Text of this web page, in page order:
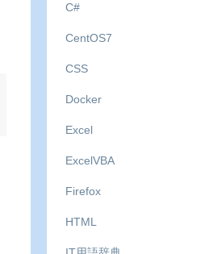
C#
CentOS7
CSS
Docker
Excel
ExcelVBA
Firefox
HTML